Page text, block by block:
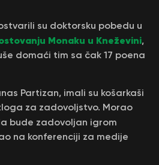
su doktorsku pobedu u
Monaku u Kneževini,
domaći tim sa čak 17 poena
Partizan, imali su košarkaši
za zadovoljstvo. Morao
bude zadovoljan igrom
na konferenciji za medije